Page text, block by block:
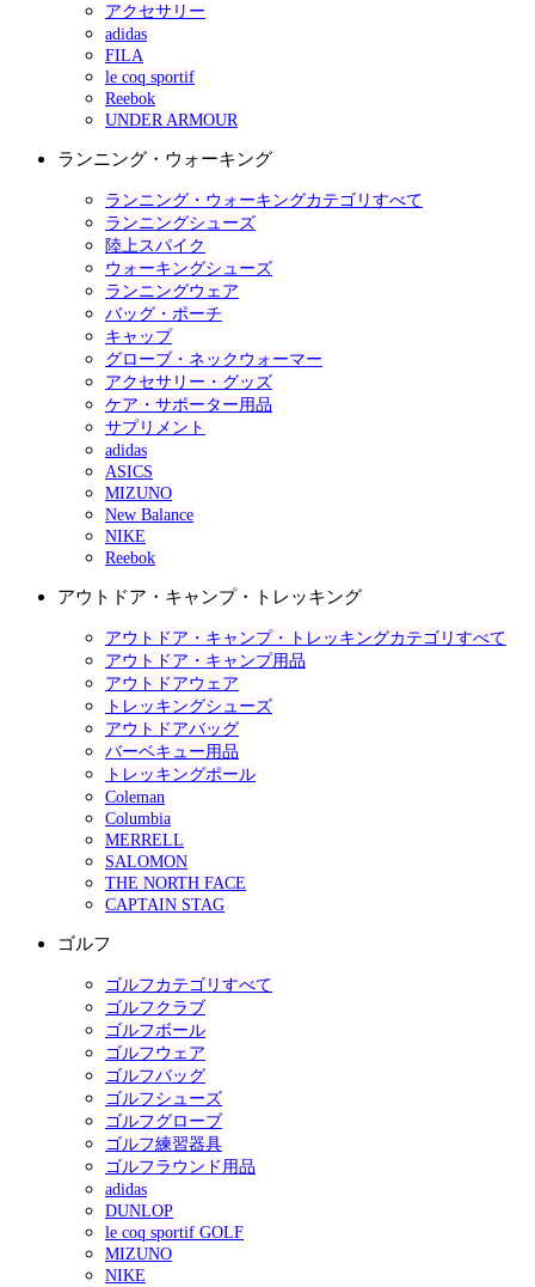
アクセサリー
adidas
FILA
le coq sportif
Reebok
UNDER ARMOUR
ランニング・ウォーキング
ランニング・ウォーキングカテゴリすべて
ランニングシューズ
陸上スパイク
ウォーキングシューズ
ランニングウェア
バッグ・ポーチ
キャップ
グローブ・ネックウォーマー
アクセサリー・グッズ
ケア・サポーター用品
サプリメント
adidas
ASICS
MIZUNO
New Balance
NIKE
Reebok
アウトドア・キャンプ・トレッキング
アウトドア・キャンプ・トレッキングカテゴリすべて
アウトドア・キャンプ用品
アウトドアウェア
トレッキングシューズ
アウトドアバッグ
バーベキュー用品
トレッキングポール
Coleman
Columbia
MERRELL
SALOMON
THE NORTH FACE
CAPTAIN STAG
ゴルフ
ゴルフカテゴリすべて
ゴルフクラブ
ゴルフボール
ゴルフウェア
ゴルフバッグ
ゴルフシューズ
ゴルフグローブ
ゴルフ練習器具
ゴルフラウンド用品
adidas
DUNLOP
le coq sportif GOLF
MIZUNO
NIKE